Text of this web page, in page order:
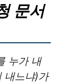
문서
누가 내
내느냐)가